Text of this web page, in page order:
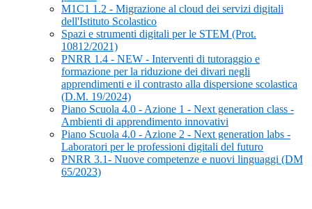
M1C1 1.2 - Migrazione al cloud dei servizi digitali
dell'Istituto Scolastico
Spazi e strumenti digitali per le STEM (Prot.
10812/2021)
PNRR 1.4 - NEW - Interventi di tutoraggio e
formazione per la riduzione dei divari negli
apprendimenti e il contrasto alla dispersione scolastica
(D.M. 19/2024)
Piano Scuola 4.0 - Azione 1 - Next generation class -
Ambienti di apprendimento innovativi
Piano Scuola 4.0 - Azione 2 - Next generation labs -
Laboratori per le professioni digitali del futuro
PNRR 3.1- Nuove competenze e nuovi linguaggi (DM
65/2023)